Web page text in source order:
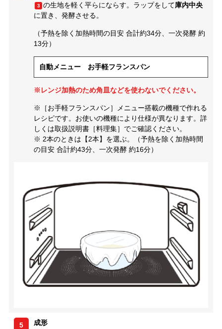
3 の生地を軽く平らにならす。ラップをして庫内中央
に置き、発酵させる。
（予熱を除く加熱時間の目安 合計約34分、一次発酵 約
13分）
自動メニュー お手軽フランスパン
※レンジ加熱のため角皿などを使わないでください。
※［お手軽フランスパン］メニュー搭載の機種で作れる
レシピです。お使いの機種により仕様が異なります。詳
しくは取扱説明書［料理集］でご確認ください。
※ 2本のときは【2本】を選ぶ。（予熱を除く加熱時間
の目安 合計約43分、一次発酵 約16分）
5 成形